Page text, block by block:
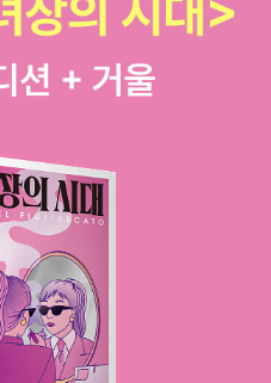
수였다는 게 무색. 이 많은 정보
된 여성이 몽매한 남자를 용납
작은 변화가 일어났다. 태초부터
이다. 남성이 맡은 일을 제대로
는 방식으로 남성의 자의식을
때도 있다. 출산이라는 원초적인
남성을 자극하는 것은 이상한
는 것이 더 이상하다. 자극을 통해
력은 원시적이지만 여전히 강력